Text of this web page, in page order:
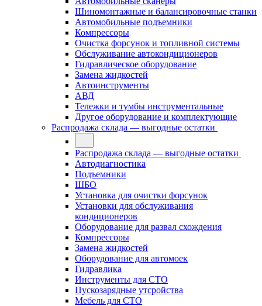
Шиномонтажные и балансировочные станки
Автомобильные подъемники
Компрессоры
Очистка форсунок и топливной системы
Обслуживание автокондиционеров
Гидравлическое оборудование
Замена жидкостей
Автоинструменты
АВД
Тележки и тумбы инструментальные
Другое оборудование и комплектующие
Распродажа склада — выгодные остатки
Распродажа склада — выгодные остатки
Автодиагностика
Подъемники
ШБО
Установка для очистки форсунок
Установки для обслуживания
кондиционеров
Оборудование для развал схождения
Компрессоры
Замена жидкостей
Оборудование для автомоек
Гидравлика
Инструменты для СТО
Пускозарядные утсройства
Мебель для СТО